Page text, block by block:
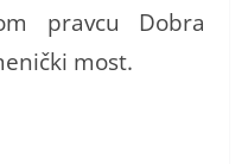
pravcu Dobra
most.